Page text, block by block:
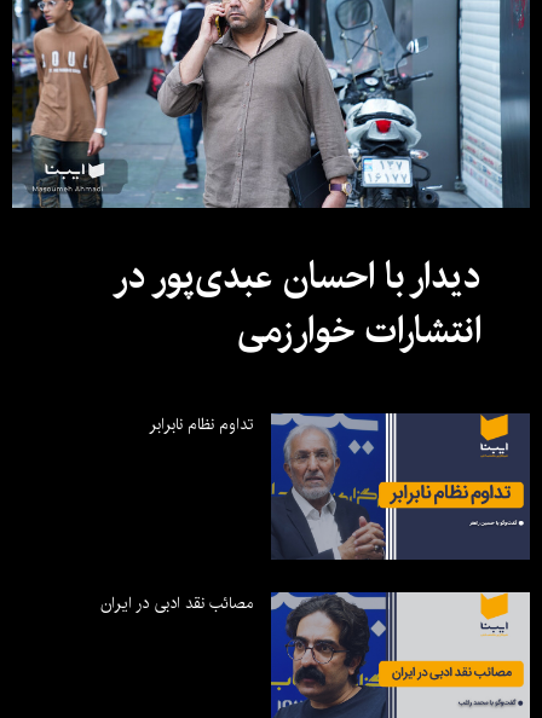
دیدار با احسان عبدی‌پور در
انتشارات خوارزمی
تداوم نظام نابرابر
مصائب نقد ادبی در ایران